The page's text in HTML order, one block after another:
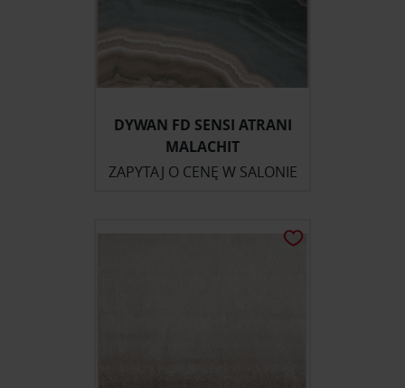
DYWAN FD SENSI ATRANI
MALACHIT
ZAPYTAJ O CENĘ W SALONIE